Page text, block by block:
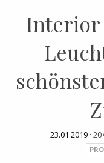
Interior
23.01.2019 · 20